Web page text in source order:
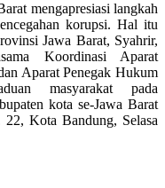
mengapresiasi langkah
korupsi. Hal itu
Jawa Barat, Syahrir,
Koordinasi Aparat
Aparat Penegak Hukum
masyarakat pada
kota se-Jawa Barat
Kota Bandung, Selasa